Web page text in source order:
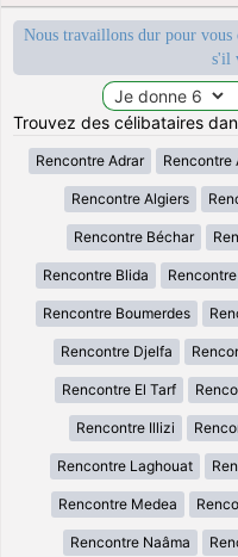
Nous travaillons dur pour
s'il
Trouvez des célibataires
Rencontre Adrar Rencontre
Rencontre Algiers
Rencontre Béchar
Rencontre Blida
Rencontre Boumerdes
Rencontre Djelfa
Rencontre El Tarf
Rencontre Illizi
Rencontre Laghouat
Rencontre Medea
Rencontre Naâma